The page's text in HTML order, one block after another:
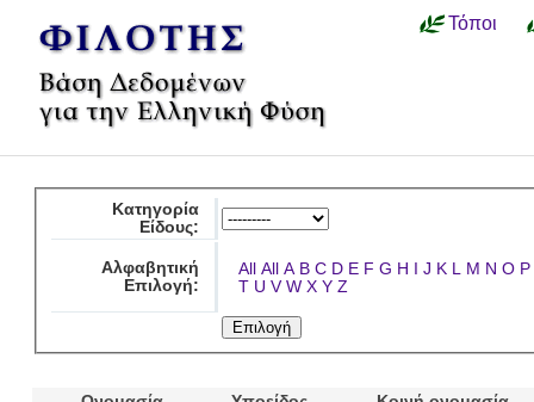
Τόποι
Κατηγορία
Είδους:
Αλφαβητική
Επιλογή:
All All A B C D E F G H I J K L M N O P
T U V W X Y Z